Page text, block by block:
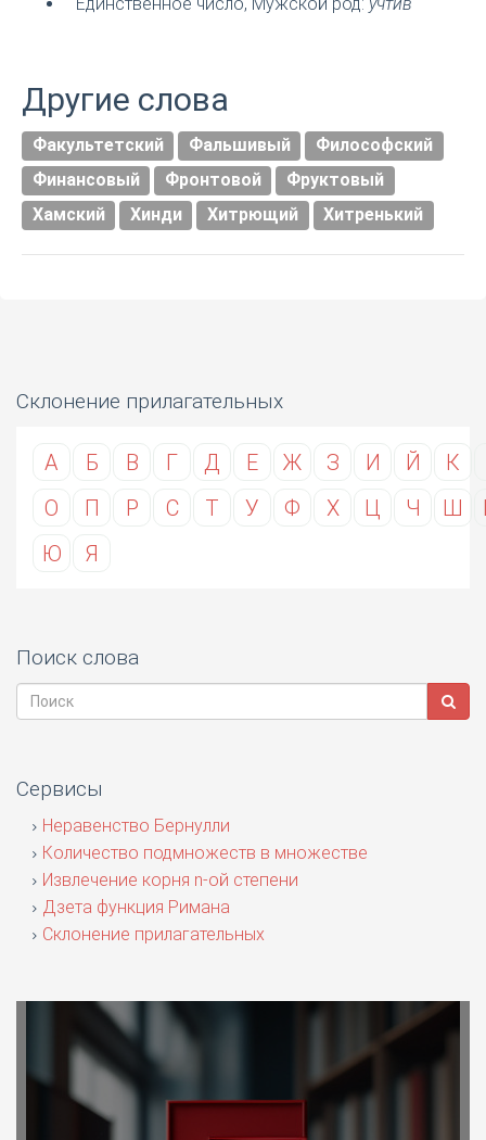
Другие слова
Факультетский Фальшивый
Философский
Финансовый
Фронтовой
Фруктовый
Хамский
Хинди Хитрющий Хитренький
Склонение прилагательных
А Б В Г Д Е Ж З И Й К
О
П Р С Т У Ф Х Ц Ч Ш
Ю
Я
Поиск слова
Сервисы
Неравенство Бернулли
Количество подмножеств в множестве
Извлечение корня n-ой степени
Дзета функция Римана
Склонение прилагательных